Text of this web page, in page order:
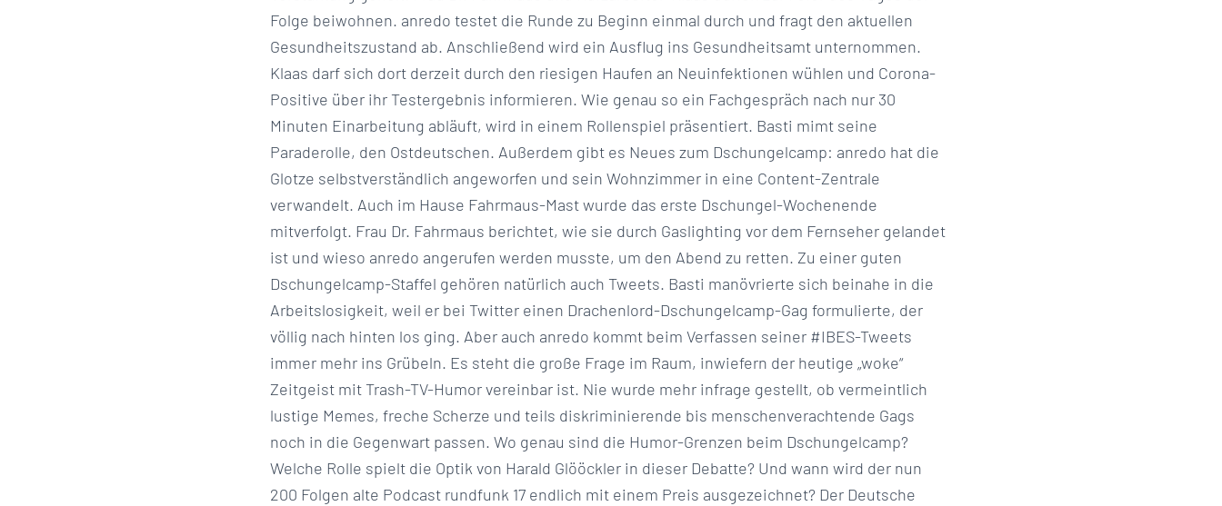
Folge beiwohnen. anredo testet die Runde zu Beginn einmal durch und fragt den aktuellen
Gesundheitszustand ab. Anschließend wird ein Ausflug ins Gesundheitsamt unternommen.
Klaas darf sich dort derzeit durch den riesigen Haufen an Neuinfektionen wühlen und Corona-
Positive über ihr Testergebnis informieren. Wie genau so ein Fachgespräch nach nur 30
Minuten Einarbeitung abläuft, wird in einem Rollenspiel präsentiert. Basti mimt seine
Paraderolle, den Ostdeutschen. Außerdem gibt es Neues zum Dschungelcamp: anredo hat die
Glotze selbstverständlich angeworfen und sein Wohnzimmer in eine Content-Zentrale
verwandelt. Auch im Hause Fahrmaus-Mast wurde das erste Dschungel-Wochenende
mitverfolgt. Frau Dr. Fahrmaus berichtet, wie sie durch Gaslighting vor dem Fernseher gelandet
ist und wieso anredo angerufen werden musste, um den Abend zu retten. Zu einer guten
Dschungelcamp-Staffel gehören natürlich auch Tweets. Basti manövrierte sich beinahe in die
Arbeitslosigkeit, weil er bei Twitter einen Drachenlord-Dschungelcamp-Gag formulierte, der
völlig nach hinten los ging. Aber auch anredo kommt beim Verfassen seiner #IBES-Tweets
immer mehr ins Grübeln. Es steht die große Frage im Raum, inwiefern der heutige „woke“
Zeitgeist mit Trash-TV-Humor vereinbar ist. Nie wurde mehr infrage gestellt, ob vermeintlich
lustige Memes, freche Scherze und teils diskriminierende bis menschenverachtende Gags
noch in die Gegenwart passen. Wo genau sind die Humor-Grenzen beim Dschungelcamp?
Welche Rolle spielt die Optik von Harald Glööckler in dieser Debatte? Und wann wird der nun
200 Folgen alte Podcast rundfunk 17 endlich mit einem Preis ausgezeichnet? Der Deutsche